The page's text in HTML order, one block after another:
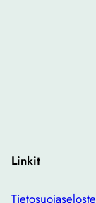
Linkit
Tietosuojaseloste